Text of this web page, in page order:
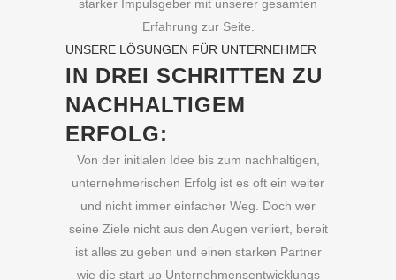
starker Impulsgeber mit unserer gesamten
Erfahrung zur Seite.
UNSERE LÖSUNGEN FÜR UNTERNEHMER
IN DREI SCHRITTEN ZU
NACHHALTIGEM
ERFOLG:
Von der initialen Idee bis zum nachhaltigen,
unternehmerischen Erfolg ist es oft ein weiter
und nicht immer einfacher Weg. Doch wer
seine Ziele nicht aus den Augen verliert, bereit
ist alles zu geben und einen starken Partner
wie die start up Unternehmensentwicklungs